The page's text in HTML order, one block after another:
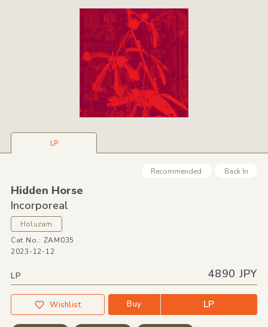
LP
Recommended Back In
Hidden Horse
Incorporeal
Holuzam
Cat No.: ZAM035
2023-12-12
LP 4890 JPY
Wishlist Buy LP